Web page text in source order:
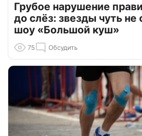
Грубое нарушение
до слёз: звезды чуть не
шоу «Большой куш»
75 Обсудить